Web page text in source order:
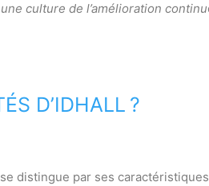
culture de l’amélioration continu
D’IDHALL ?
distingue par ses